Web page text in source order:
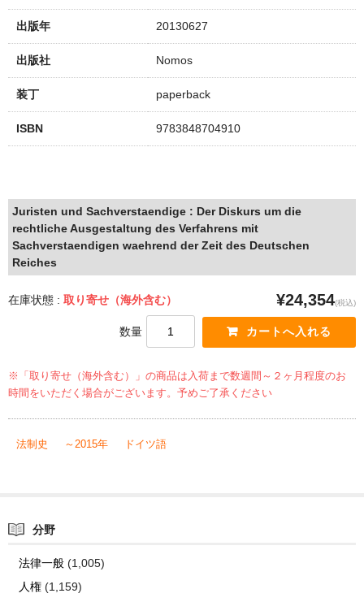
出版年 20130627
出版社 Nomos
装丁 paperback
ISBN 9783848704910
Juristen und Sachverstaendige : Der Diskurs um die
rechtliche Ausgestaltung des Verfahrens mit
Sachverstaendigen waehrend der Zeit des Deutschen
Reiches
在庫状態 : 取り寄せ（海外含む） ¥24,354(税込)
数量
※「取り寄せ（海外含む）」の商品は入荷まで数週間～２ヶ月程度のお
時間をいただく場合がございます。予めご了承ください
法制史 ～2015年 ドイツ語
分野
法律一般(1,005)
人権(1,159)